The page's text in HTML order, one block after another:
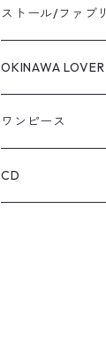
エプロン
バッグ
キーホルダー
カード・クリアフ
ストール/ファブ
OKINAWA
ワンピース
CD